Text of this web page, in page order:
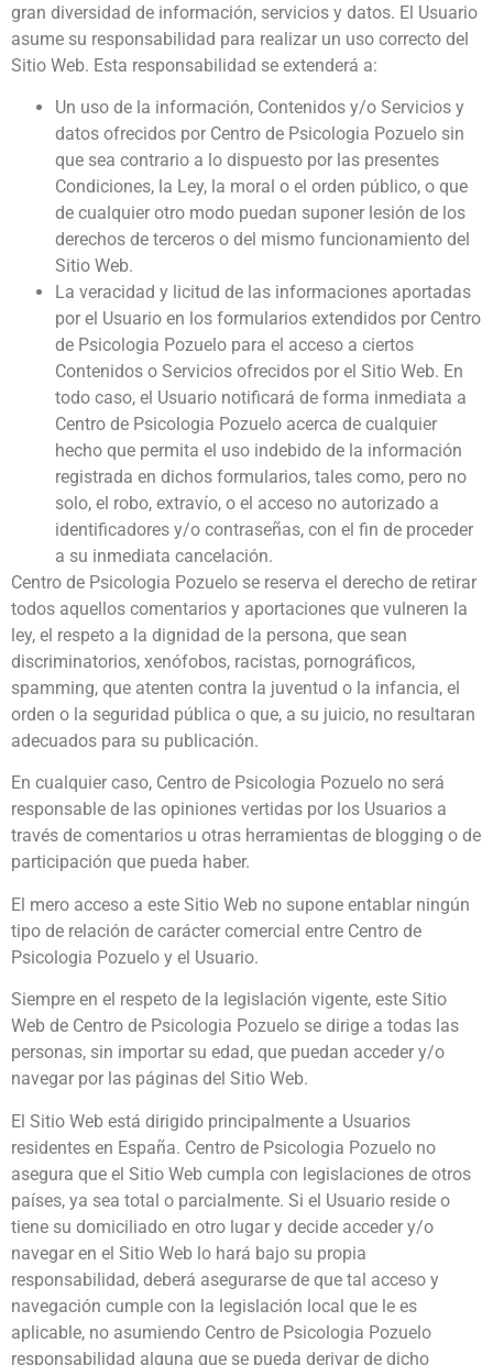
gran diversidad de información, servicios y datos. El Usuario
asume su responsabilidad para realizar un uso correcto del
Sitio Web. Esta responsabilidad se extenderá a:
Un uso de la información, Contenidos y/o Servicios y
datos ofrecidos por Centro de Psicologia Pozuelo sin
que sea contrario a lo dispuesto por las presentes
Condiciones, la Ley, la moral o el orden público, o que
de cualquier otro modo puedan suponer lesión de los
derechos de terceros o del mismo funcionamiento del
Sitio Web.
La veracidad y licitud de las informaciones aportadas
por el Usuario en los formularios extendidos por Centro
de Psicologia Pozuelo para el acceso a ciertos
Contenidos o Servicios ofrecidos por el Sitio Web. En
todo caso, el Usuario notificará de forma inmediata a
Centro de Psicologia Pozuelo acerca de cualquier
hecho que permita el uso indebido de la información
registrada en dichos formularios, tales como, pero no
solo, el robo, extravío, o el acceso no autorizado a
identificadores y/o contraseñas, con el fin de proceder
a su inmediata cancelación.
Centro de Psicologia Pozuelo se reserva el derecho de retirar
todos aquellos comentarios y aportaciones que vulneren la
ley, el respeto a la dignidad de la persona, que sean
discriminatorios, xenófobos, racistas, pornográficos,
spamming, que atenten contra la juventud o la infancia, el
orden o la seguridad pública o que, a su juicio, no resultaran
adecuados para su publicación.
En cualquier caso, Centro de Psicologia Pozuelo no será
responsable de las opiniones vertidas por los Usuarios a
través de comentarios u otras herramientas de blogging o de
participación que pueda haber.
El mero acceso a este Sitio Web no supone entablar ningún
tipo de relación de carácter comercial entre Centro de
Psicologia Pozuelo y el Usuario.
Siempre en el respeto de la legislación vigente, este Sitio
Web de Centro de Psicologia Pozuelo se dirige a todas las
personas, sin importar su edad, que puedan acceder y/o
navegar por las páginas del Sitio Web.
El Sitio Web está dirigido principalmente a Usuarios
residentes en España. Centro de Psicologia Pozuelo no
asegura que el Sitio Web cumpla con legislaciones de otros
países, ya sea total o parcialmente. Si el Usuario reside o
tiene su domiciliado en otro lugar y decide acceder y/o
navegar en el Sitio Web lo hará bajo su propia
responsabilidad, deberá asegurarse de que tal acceso y
navegación cumple con la legislación local que le es
aplicable, no asumiendo Centro de Psicologia Pozuelo
responsabilidad alguna que se pueda derivar de dicho